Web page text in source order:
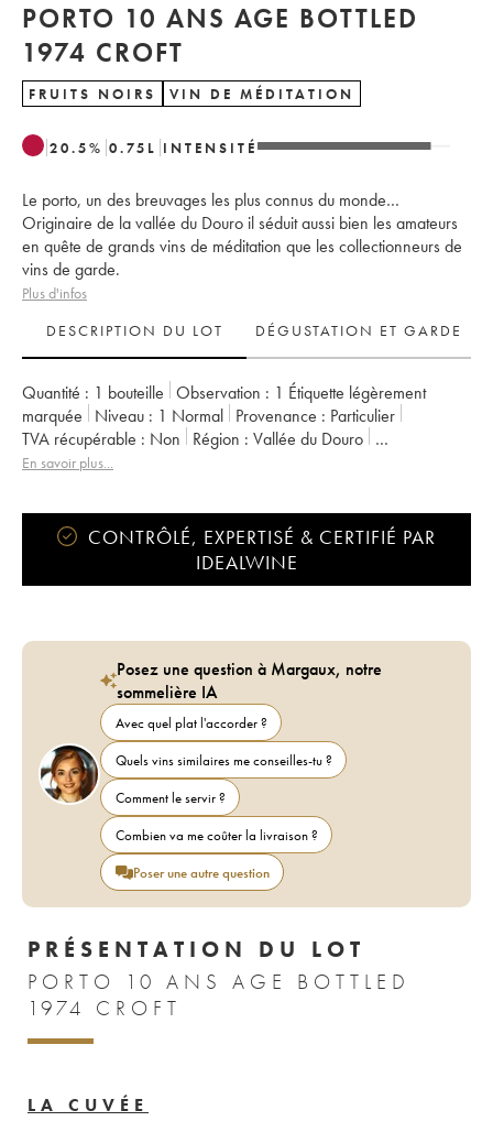
PORTO 10 ANS AGE BOTTLED
1974 CROFT
FRUITS NOIRS VIN DE MÉDITATION
20.5% 0.75 L INTENSITÉ
Le porto, un des breuvages les plus connus du monde…
Originaire de la vallée du Douro il séduit aussi bien les amateurs
en quête de grands vins de méditation que les collectionneurs de
vins de garde.
Plus d'infos
DESCRIPTION DU LOT
DÉGUSTATION ET GARDE
Quantité : 1 bouteille Observation : 1 Étiquette légèrement
marquée
Niveau : 1 Normal Provenance : particulier
TVA récupérable :
non Région :
Vallée du Douro
Appellation :
En savoir plus...
CONTRÔLÉ, EXPERTISÉ & CERTIFIÉ PAR
IDEALWINE
Posez une question à Margaux, notre
sommelière IA
Avec quel plat l'accorder ?
Quels vins similaires me conseilles-tu ?
Comment le servir ?
Combien va me coûter la livraison ?
Poser une autre question
PRÉSENTATION DU LOT
PORTO 10 ANS AGE BOTTLED
1974 CROFT
LA CUVÉE